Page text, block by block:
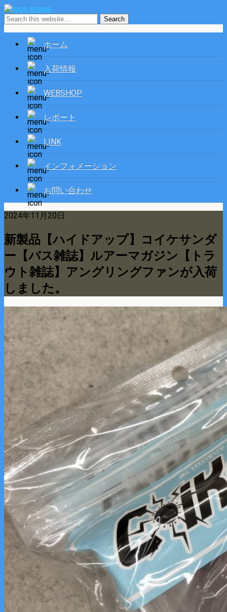
ホーム
入荷情報
WEBSHOP
レポート
LINK
インフォメーション
お問い合わせ
2024年11月20日
新製品【ハイドアップ】コイケサンダ
ー【バス雑誌】ルアーマガジン【トラ
ウト雑誌】アングリングファンが入荷
しました。